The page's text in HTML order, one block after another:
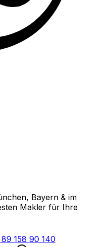
Bayern & im
Makler für Ihre
158 90 140